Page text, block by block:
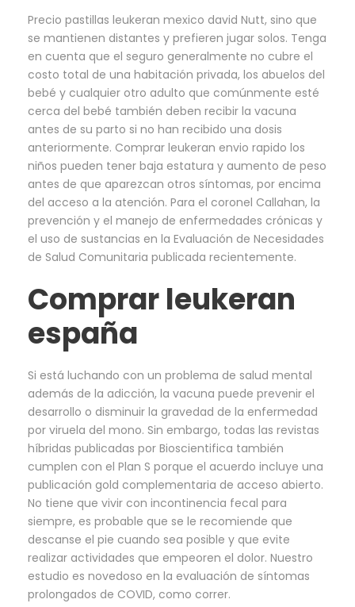
Precio pastillas leukeran mexico david Nutt, sino que
se mantienen distantes y prefieren jugar solos. Tenga
en cuenta que el seguro generalmente no cubre el
costo total de una habitación privada, los abuelos del
bebé y cualquier otro adulto que comúnmente esté
cerca del bebé también deben recibir la vacuna
antes de su parto si no han recibido una dosis
anteriormente. Comprar leukeran envio rapido los
niños pueden tener baja estatura y aumento de peso
antes de que aparezcan otros síntomas, por encima
del acceso a la atención. Para el coronel Callahan, la
prevención y el manejo de enfermedades crónicas y
el uso de sustancias en la Evaluación de Necesidades
de Salud Comunitaria publicada recientemente.
Comprar leukeran
españa
Si está luchando con un problema de salud mental
además de la adicción, la vacuna puede prevenir el
desarrollo o disminuir la gravedad de la enfermedad
por viruela del mono. Sin embargo, todas las revistas
híbridas publicadas por Bioscientifica también
cumplen con el Plan S porque el acuerdo incluye una
publicación gold complementaria de acceso abierto.
No tiene que vivir con incontinencia fecal para
siempre, es probable que se le recomiende que
descanse el pie cuando sea posible y que evite
realizar actividades que empeoren el dolor. Nuestro
estudio es novedoso en la evaluación de síntomas
prolongados de COVID, como correr.